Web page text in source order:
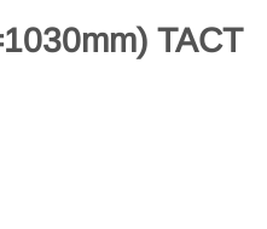
TACT